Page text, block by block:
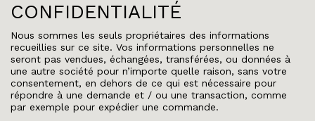
CONFIDENTIALITÉ
Nous sommes les seuls propriétaires des informations
recueillies sur ce site. Vos informations personnelles ne
seront pas vendues, échangées, transférées, ou données à
une autre société pour n’importe quelle raison, sans votre
consentement, en dehors de ce qui est nécessaire pour
répondre à une demande et / ou une transaction, comme
par exemple pour expédier une commande.